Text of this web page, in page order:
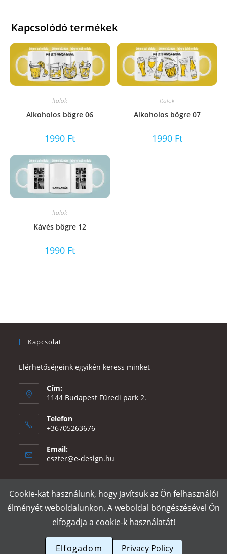
Kapcsolódó termékek
Italok
Alkoholos bögre 06
1990 Ft
Italok
Alkoholos bögre 07
1990 Ft
Italok
Kávés bögre 12
1990 Ft
Kapcsolat
Elérhetőségeink egyikén keress minket
Cím:
1144 Budapest Füredi park 2.
Telefon
+36705263676
Email:
eszter@e-design.hu
Rólunk Szállítás és fizetés Adatvédelmi tájékoztató
ÁSZF
Póló nyomtatás
Cookie-kat használunk, hogy javítsuk az Ön felhasználói
élményét weboldalunkon. A weboldal böngészésével Ön
elfogadja a cookie-k használatát!
Elfogadom Privacy Policy